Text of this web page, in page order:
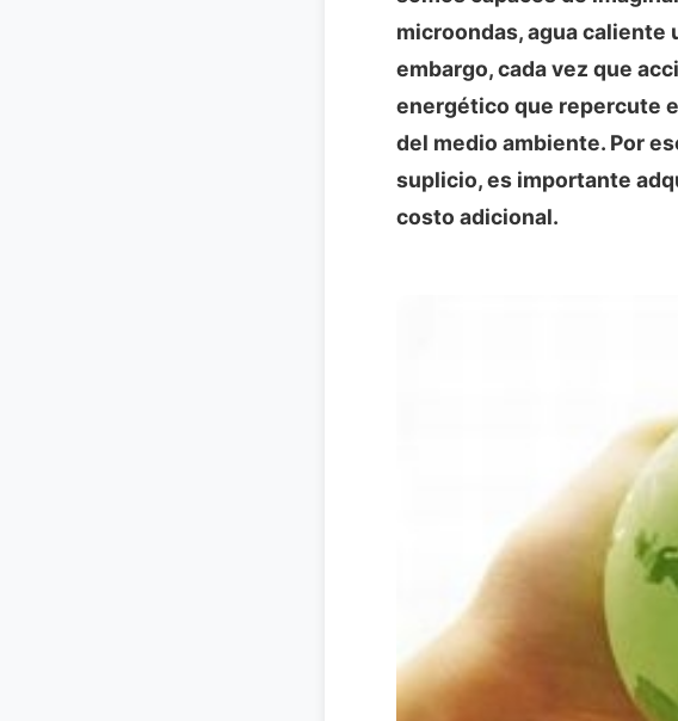
microondas, agua caliente
embargo, cada vez que
energético que repercute
del medio ambiente. Por
suplicio, es importante
costo adicional.